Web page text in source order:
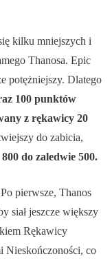
kilku mniejszych i
Thanosa. Epic
potężniejszy. Dlatego
100 punktów
z rękawicy 20
do zabicia,
do zaledwie 500.
pierwsze, Thanos
siał jeszcze większy
Rękawicy
Nieskończoności, co